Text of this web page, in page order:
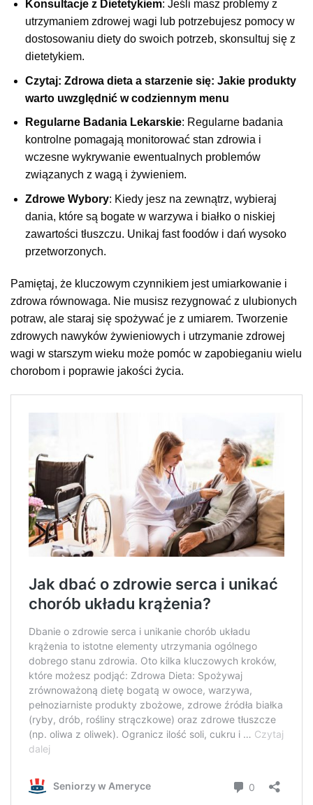
Konsultacje z Dietetykiem: Jeśli masz problemy z
utrzymaniem zdrowej wagi lub potrzebujesz pomocy w
dostosowaniu diety do swoich potrzeb, skonsultuj się z
dietetykiem.
Czytaj: Zdrowa dieta a starzenie się: Jakie produkty
warto uwzględnić w codziennym menu
Regularne Badania Lekarskie: Regularne badania
kontrolne pomagają monitorować stan zdrowia i
wczesne wykrywanie ewentualnych problemów
związanych z wagą i żywieniem.
Zdrowe Wybory: Kiedy jesz na zewnątrz, wybieraj
dania, które są bogate w warzywa i białko o niskiej
zawartości tłuszczu. Unikaj fast foodów i dań wysoko
przetworzonych.
Pamiętaj, że kluczowym czynnikiem jest umiarkowanie i
zdrowa równowaga. Nie musisz rezygnować z ulubionych
potraw, ale staraj się spożywać je z umiarem. Tworzenie
zdrowych nawyków żywieniowych i utrzymanie zdrowej
wagi w starszym wieku może pomóc w zapobieganiu wielu
chorobom i poprawie jakości życia.